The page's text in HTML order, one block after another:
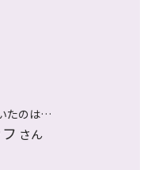
たのは…
さん